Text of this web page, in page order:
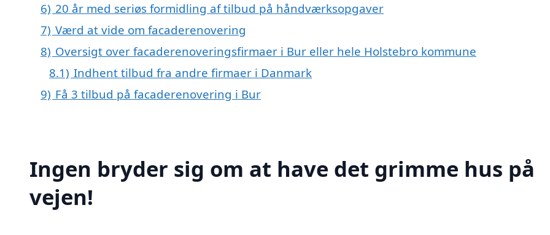
6) 20 år med seriøs formidling af tilbud på håndværksopgaver
7) Værd at vide om facaderenovering
8) Oversigt over facaderenoveringsfirmaer i Bur eller hele Holstebro kommune
8.1) Indhent tilbud fra andre firmaer i Danmark
9) Få 3 tilbud på facaderenovering i Bur
Ingen bryder sig om at have det grimme hus på
vejen!